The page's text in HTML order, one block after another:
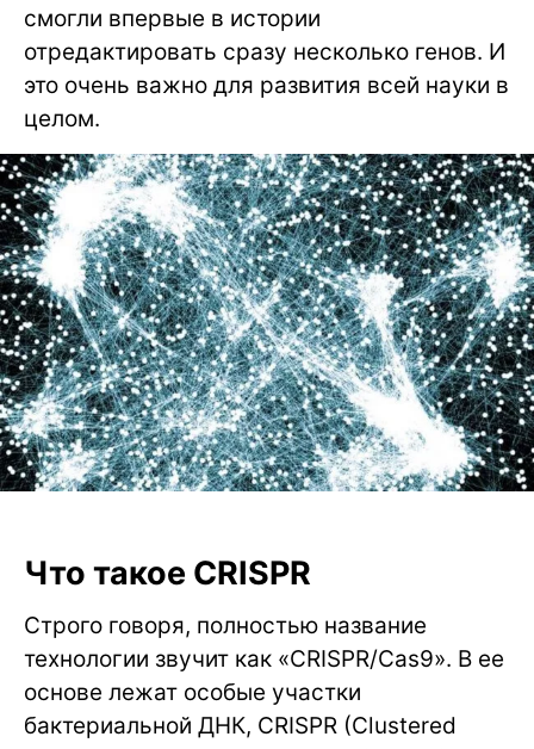
смогли впервые в истории
отредактировать сразу несколько генов. И
это очень важно для развития всей науки в
целом.
Что такое CRISPR
Строго говоря, полностью название
технологии звучит как «CRISPR/Cas9». В ее
основе лежат особые участки
бактериальной ДНК, CRISPR (Clustered